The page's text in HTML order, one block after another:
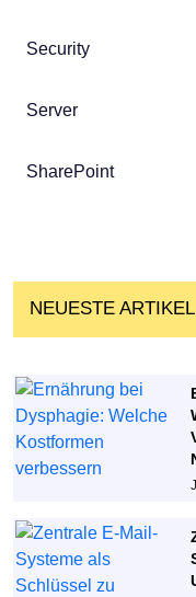
Security
Server
SharePoint
NEUESTE ARTIKEL